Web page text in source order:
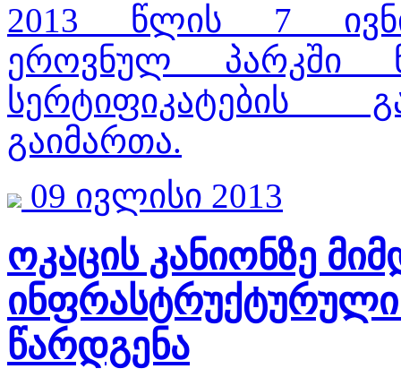
2013 წლის 7
ეროვნულ პარკში
სერტიფიკატების
გაიმართა.
09 ივლისი 2013
ოკაცის კანიონზე
ინფრასტრუქტურული
წარდგენა